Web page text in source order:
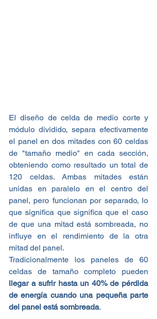
El diseño de celda de medio corte y
módulo dividido, separa efectivamente
el panel en dos mitades con 60 celdas
de "tamaño medio" en cada sección,
obteniendo como resultado un total de
120 celdas. Ambas mitades están
unidas en paralelo en el centro del
panel, pero funcionan por separado, lo
que significa que significa que el caso
de que una mitad está sombreada, no
influye en el rendimiento de la otra
mitad del panel.
Tradicionalmente los paneles de 60
llegar a sufrir hasta un 40% de pérdida
de energía cuando una pequeña parte
del panel está sombreada.